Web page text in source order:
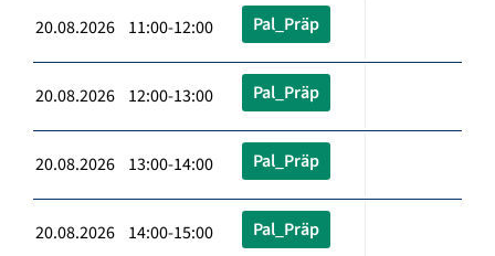
20.08.2026 11:00-12:00 Pal_Präp
20.08.2026 12:00-13:00 Pal_Präp
20.08.2026 13:00-14:00 Pal_Präp
20.08.2026 14:00-15:00 Pal_Präp